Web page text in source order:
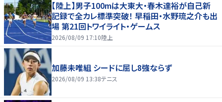
【陸上】男子100mは大東大・春木達裕が自己新
記録で全カレ標準突破！ 早稲田・水野琉之介も出
場 第21回トワイライト・ゲームス
2026/08/09 17:10陸上
加藤未唯組 シードに屈し8強ならず
2026/08/09 13:38テニス